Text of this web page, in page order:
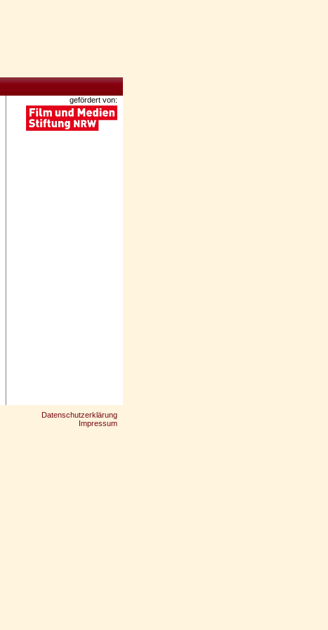
gefördert von:
Datenschutzerklärung
Impressum